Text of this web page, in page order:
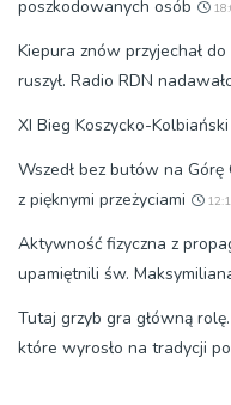
poszkodowanych osób
Kiepura znów przyjechał
ruszył. Radio RDN
XI Bieg Koszycko-
Wszedł bez butów na
z pięknymi przeżyciami
Aktywność fizyczna z
upamiętnili św.
Tutaj grzyb gra główną
które wyrosło na tradycji